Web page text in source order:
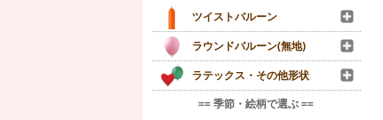
ツイストバルーン
ラウンドバルーン(無地)
ラテックス・その他形状
== 季節・絵柄で選ぶ ==